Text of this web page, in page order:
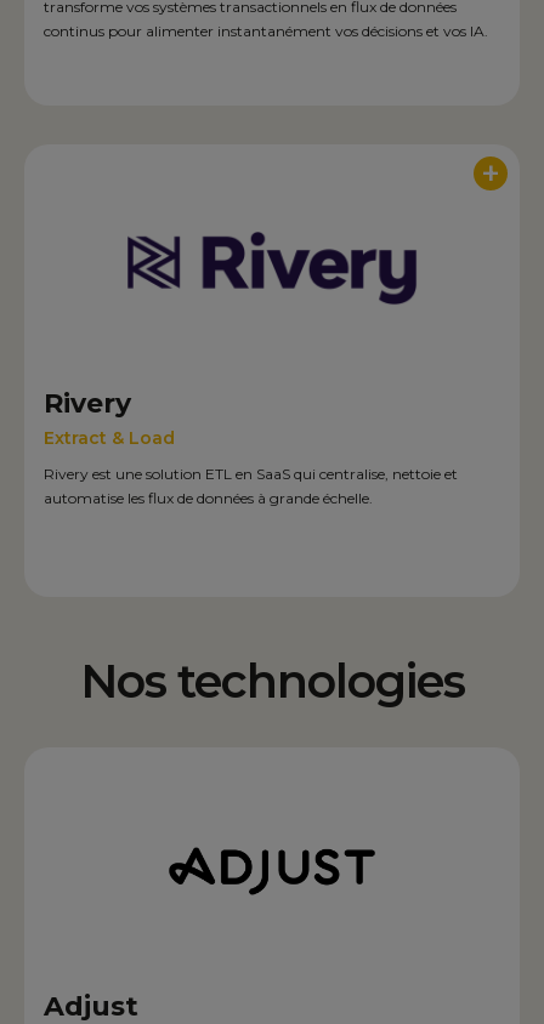
transforme vos systèmes transactionnels en flux de données
continus pour alimenter instantanément vos décisions et vos IA.
+
Rivery
Extract & Load
Rivery est une solution ETL en SaaS qui centralise, nettoie et
automatise les flux de données à grande échelle.
Nos technologies
Adjust